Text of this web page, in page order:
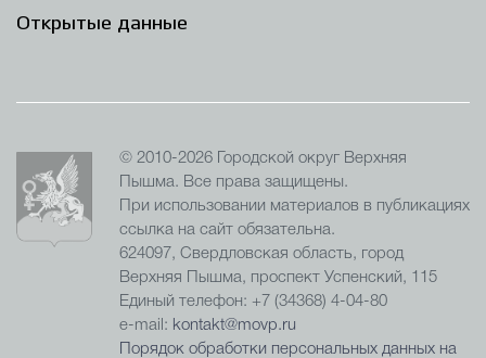
Открытые данные
© 2010-2026 Городской округ Верхняя
Пышма. Все права защищены.
При использовании материалов в публикациях
ссылка на сайт обязательна.
624097, Свердловская область, город
Верхняя Пышма, проспект Успенский, 115
Единый телефон: +7 (34368) 4-04-80
e-mail: kontakt@movp.ru
Порядок обработки персональных данных на